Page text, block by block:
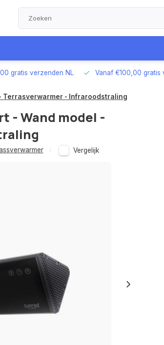
gratis verzenden NL Vanaf €100,00 gratis
Terrasverwarmer - Infraroodstraling
- Wand model -
Vergelijk